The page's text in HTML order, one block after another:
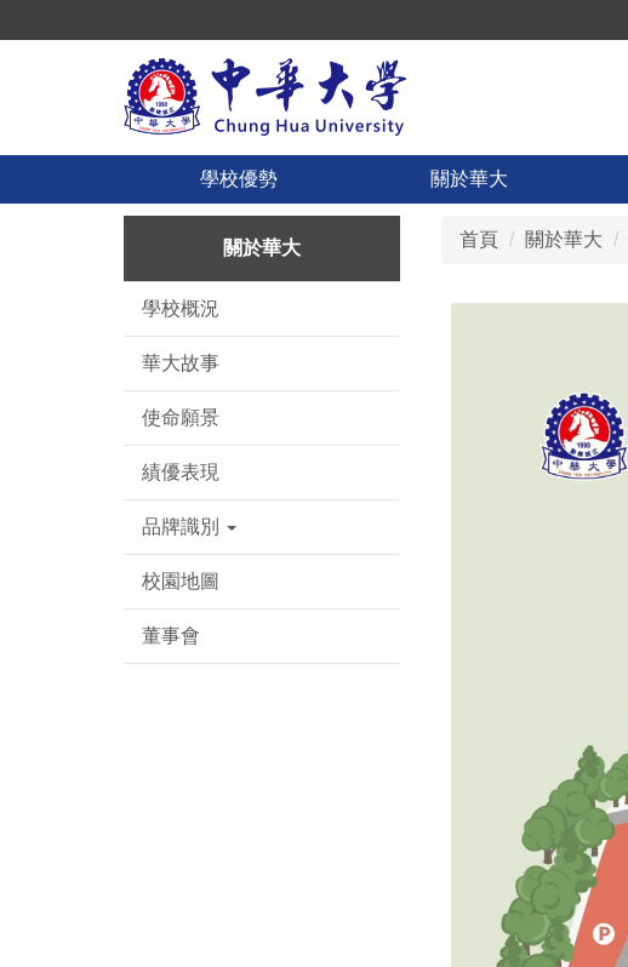
學校優勢 關於華大
關於華大
學校概況
華大故事
使命願景
績優表現
品牌識別
校園地圖
董事會
首頁 關於華大